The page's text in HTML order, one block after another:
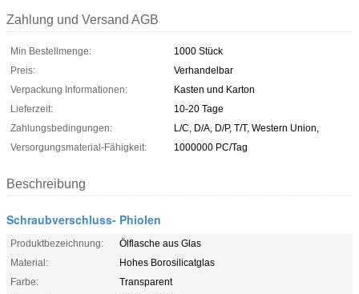
Zahlung und Versand AGB
Min Bestellmenge:
1000 Stück
Preis:
Verhandelbar
Verpackung Informationen:
Kasten und Karton
Lieferzeit:
10-20 Tage
Zahlungsbedingungen:
L/C, D/A, D/P, T/T, Western Union,
Versorgungsmaterial-Fähigkeit:
1000000 PC/Tag
Beschreibung
Schraubverschluss- Phiolen
Produktbezeichnung:
Ölflasche aus Glas
Material:
Hohes Borosilicatglas
Farbe:
Transparent